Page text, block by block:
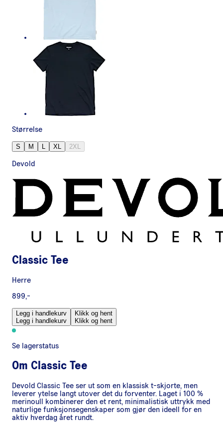
Størrelse
S M L XL 2XL
Devold
Classic Tee
Herre
899,-
Legg i handlekurv
Legg i handlekurv
Klikk og hent
Klikk og hent
Se lagerstatus
Om Classic Tee
Devold Classic Tee ser ut som en klassisk t-skjorte, men
leverer ytelse langt utover det du forventer. Laget i 100 %
merinoull kombinerer den et rent, minimalistisk uttrykk med
naturlige funksjonsegenskaper som gjør den ideell for en
aktiv hverdag året rundt.